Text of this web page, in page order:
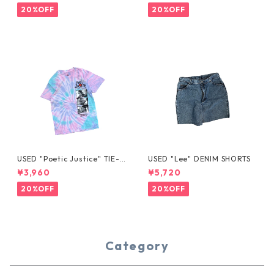
20%OFF 20%OFF
USED "Poetic Justice" TIE-D
YE TEE
¥3,960
20%OFF
USED "Lee" DENIM SHORTS
¥5,720
20%OFF
Category